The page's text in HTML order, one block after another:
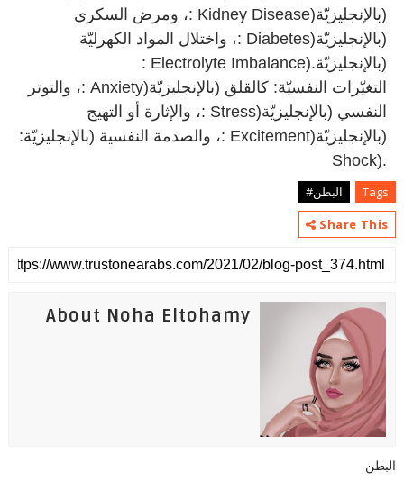
(بالإنجليزيّة: Kidney Disease)، ومرض السكري
(بالإنجليزيّة: Diabetes)، واختلال المواد الكهرليّة
(بالإنجليزيّة: Electrolyte Imbalance).
التغيّرات النفسيّة: كالقلق (بالإنجليزيّة: Anxiety)، والتوتر
النفسي (بالإنجليزيّة: Stress)، والإثارة أو التهيج
(بالإنجليزيّة: Excitement)، والصدمة النفسية (بالإنجليزيّة:
Shock).
Tags
البطن#
Share This
About Noha Eltohamy
البطن